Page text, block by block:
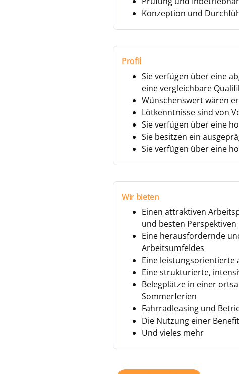
Konzeption und
Profil
Sie verfügen über eine
eine vergleichbare
Wünschenswert wären
Lötkenntnisse sind von
Sie verfügen über eine
Sie besitzen ein
Sie verfügen über eine
Wir bieten
Einen attraktiven
und besten Perspektiven
Eine herausfordernde
Arbeitsumfeldes
Eine leistungsorientierte
Eine strukturierte,
Belegplätze in einer
Sommerferien
Fahrradleasing und
Die Nutzung einer
Und vieles mehr